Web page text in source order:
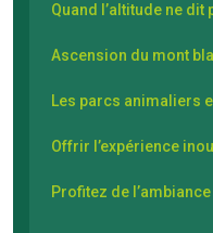
Quand l’altitude ne dit
Ascension du mont
Les parcs animaliers
Offrir l’expérience
Profitez de